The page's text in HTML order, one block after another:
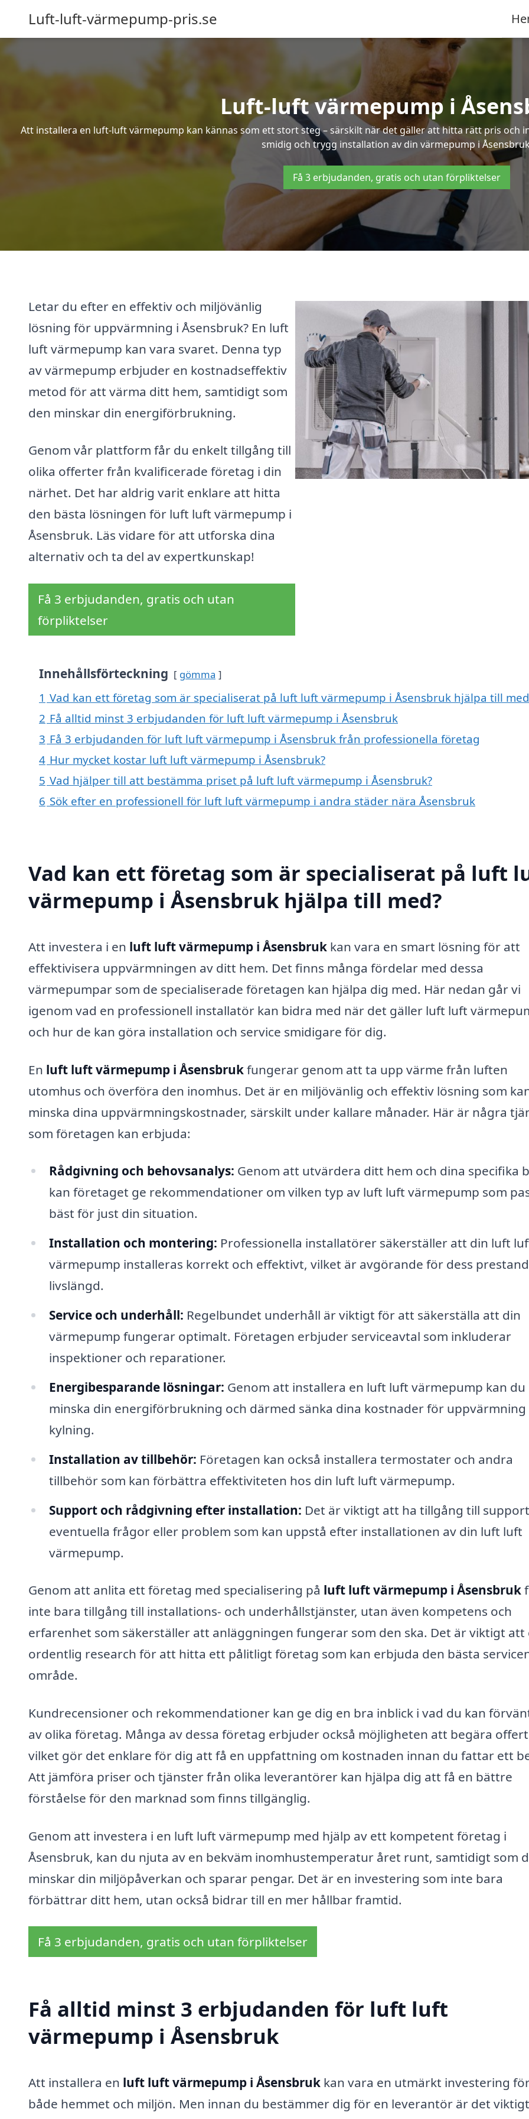
Luft-luft-värmepump-pris.se
Luft-luft värmepump i
Att installera en luft-luft värmepump kan kännas som ett stort steg – särskilt när det gäller att hitta rätt pris och
smidig och trygg installation av din värmepump i
Få 3 erbjudanden, gratis och utan förpliktelser
Letar du efter en effektiv och miljövänlig
lösning för uppvärmning i Åsensbruk? En luft
luft värmepump kan vara svaret. Denna typ
av värmepump erbjuder en kostnadseffektiv
metod för att värma ditt hem, samtidigt som
den minskar din energiförbrukning.
Genom vår plattform får du enkelt tillgång till
olika offerter från kvalificerade företag i din
närhet. Det har aldrig varit enklare att hitta
den bästa lösningen för luft luft värmepump i
Åsensbruk. Läs vidare för att utforska dina
alternativ och ta del av expertkunskap!
Få 3 erbjudanden, gratis och utan
förpliktelser
Innehållsförteckning gömma
1 Vad kan ett företag som är specialiserat på luft luft värmepump i Åsensbruk hjälpa till
2 Få alltid minst 3 erbjudanden för luft luft värmepump i Åsensbruk
3 Få 3 erbjudanden för luft luft värmepump i Åsensbruk från professionella företag
4 Hur mycket kostar luft luft värmepump i Åsensbruk?
5 Vad hjälper till att bestämma priset på luft luft värmepump i Åsensbruk?
6 Sök efter en professionell för luft luft värmepump i andra städer nära Åsensbruk
Vad kan ett företag som är specialiserat på luft
värmepump i Åsensbruk hjälpa till med?
Att investera i en luft luft värmepump i Åsensbruk kan vara en smart lösning för att
effektivisera uppvärmningen av ditt hem. Det finns många fördelar med dessa
värmepumpar som de specialiserade företagen kan hjälpa dig med. Här nedan går vi
igenom vad en professionell installatör kan bidra med när det gäller luft luft
och hur de kan göra installation och service smidigare för dig.
En luft luft värmepump i Åsensbrukfungerar genom att ta upp värme från luften
utomhus och överföra den inomhus. Det är en miljövänlig och effektiv lösning som
minska dina uppvärmningskostnader, särskilt under kallare månader. Här är några
som företagen kan erbjuda:
Rådgivning och behovsanalys: Genom att utvärdera ditt hem och dina specifika
kan företaget ge rekommendationer om vilken typ av luft luft värmepump som
bäst för just din situation.
Installation och montering: Professionella installatörer säkerställer att din luft
värmepump installeras korrekt och effektivt, vilket är avgörande för dess
livslängd.
Service och underhåll: Regelbundet underhåll är viktigt för att säkerställa att din
värmepump fungerar optimalt. Företagen erbjuder serviceavtal som inkluderar
inspektioner och reparationer.
Energibesparande lösningar: Genom att installera en luft luft värmepump kan du
minska din energiförbrukning och därmed sänka dina kostnader för uppvärmning
kylning.
Installation av tillbehör: Företagen kan också installera termostater och andra
tillbehör som kan förbättra effektiviteten hos din luft luft värmepump.
Support och rådgivning efter installation: Det är viktigt att ha tillgång till
eventuella frågor eller problem som kan uppstå efter installationen av din luft luft
värmepump.
Genom att anlita ett företag med specialisering på luft luft värmepump i Åsensbruk
inte bara tillgång till installations- och underhållstjänster, utan även kompetens och
erfarenhet som säkerställer att anläggningen fungerar som den ska. Det är viktigt att
ordentlig research för att hitta ett pålitligt företag som kan erbjuda den bästa
område.
Kundrecensioner och rekommendationer kan ge dig en bra inblick i vad du kan
av olika företag. Många av dessa företag erbjuder också möjligheten att begära
vilket gör det enklare för dig att få en uppfattning om kostnaden innan du fattar ett
Att jämföra priser och tjänster från olika leverantörer kan hjälpa dig att få en bättre
förståelse för den marknad som finns tillgänglig.
Genom att investera i en luft luft värmepump med hjälp av ett kompetent företag i
Åsensbruk, kan du njuta av en bekväm inomhustemperatur året runt, samtidigt som
minskar din miljöpåverkan och sparar pengar. Det är en investering som inte bara
förbättrar ditt hem, utan också bidrar till en mer hållbar framtid.
Få 3 erbjudanden, gratis och utan förpliktelser
Få alltid minst 3 erbjudanden för luft luft
värmepump i Åsensbruk
Att installera en luft luft värmepump i Åsensbruk kan vara en utmärkt investering
både hemmet och miljön. Men innan du bestämmer dig för en leverantör är det